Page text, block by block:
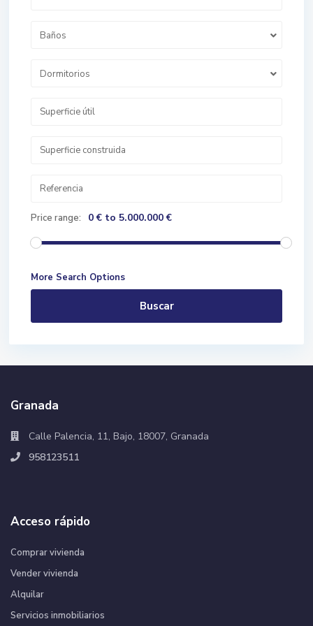
Baños
Dormitorios
Price range: 0 € to 5.000.000 €
More Search Options
Buscar
Granada
Calle Palencia, 11, Bajo, 18007, Granada
958123511
Acceso rápido
Comprar vivienda
Vender vivienda
Alquilar
Servicios inmobiliarios